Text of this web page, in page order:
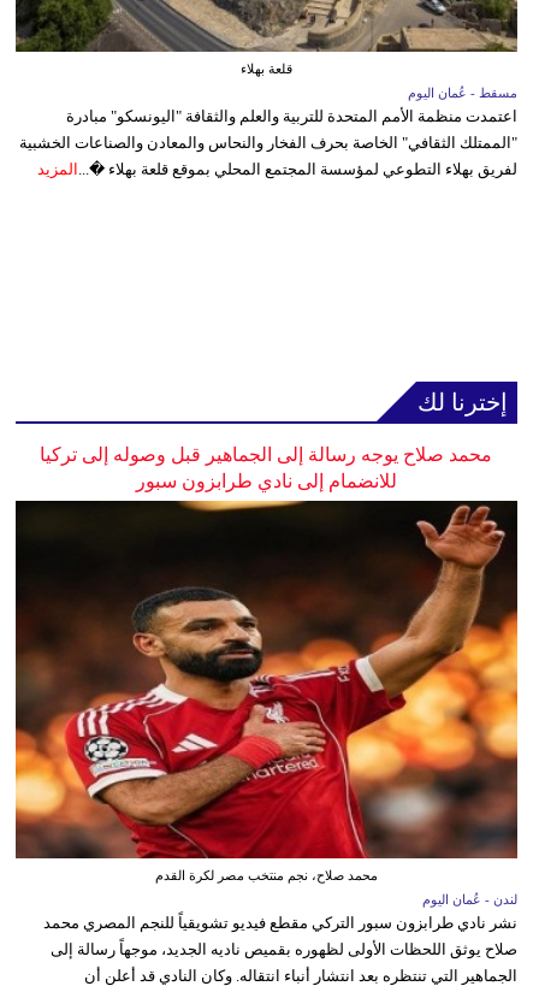
قلعة بهلاء
مسقط - عُمان اليوم
اعتمدت منظمة الأمم المتحدة للتربية والعلم والثقافة "اليونسكو" مبادرة
"الممتلك الثقافي" الخاصة بحرف الفخار والنحاس والمعادن والصناعات الخشبية
لفريق بهلاء التطوعي لمؤسسة المجتمع المحلي بموقع قلعة بهلاء �... المزيد
إخترنا لك
محمد صلاح يوجه رسالة إلى الجماهير قبل وصوله إلى تركيا
للانضمام إلى نادي طرابزون سبور
محمد صلاح، نجم منتخب مصر لكرة القدم
لندن - عُمان اليوم
نشر نادي طرابزون سبور التركي مقطع فيديو تشويقياً للنجم المصري محمد
صلاح يوثق اللحظات الأولى لظهوره بقميص ناديه الجديد، موجهاً رسالة إلى
الجماهير التي تنتظره بعد انتشار أنباء انتقاله. وكان النادي قد أعلن أن